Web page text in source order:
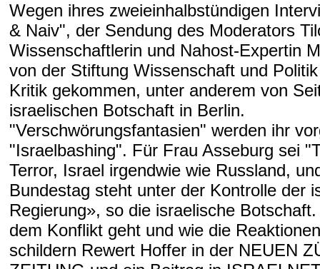
Wegen ihres zweieinhalbstündigen
& Naiv", der Sendung des Moderators
Wissenschaftlerin und Nahost-Expertin
von der Stiftung Wissenschaft und
Kritik gekommen, unter anderem von
israelischen Botschaft in Berlin.
"Verschwörungsfantasien" werden ihr
"Israelbashing". Für Frau Asseburg sei
Terror, Israel irgendwie wie Russland,
Bundestag steht unter der Kontrolle der
Regierung», so die israelische
dem Konflikt geht und wie die
schildern Rewert Hoffer in der NEUEN